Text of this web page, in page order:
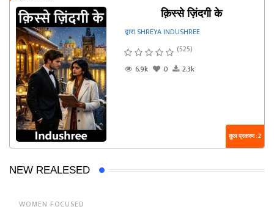
क़िस्से ज़िंदगी के
द्वारा SHREYA INDUSHREE
(525)
6.9k
0 2.3k
कुल प्रकरण : 2
NEW REALESED
WOMEN FOCUSED